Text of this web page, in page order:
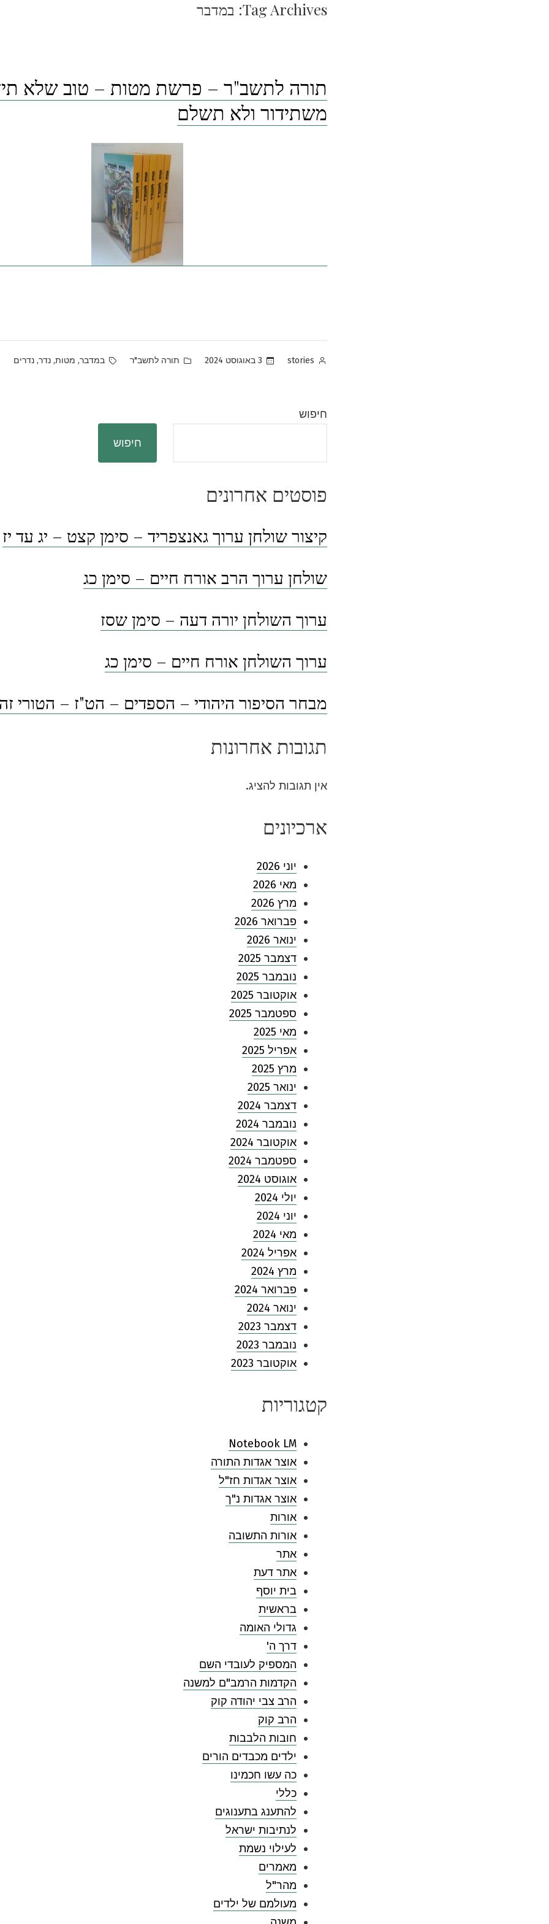
Tag Archives: במדבר
תורה לתשב"ר – פרשת מטות – טוב שלא
משתידור ולא תשלם
Posted
stories 3 באוגוסט 2024
Posted
תורה לתשב"ר Tags:
במדבר, מטות, נדר, נדרים
חיפוש
חיפוש
פוסטים אחרונים
קיצור שולחן ערוך גאנצפריד – סימן קצט – יג עד יז
שולחן ערוך הרב אורח חיים – סימן כג
ערוך השולחן יורה דעה – סימן שסז
ערוך השולחן אורח חיים – סימן כג
מבחר הסיפור היהודי – הספדים – הט"ז – הטורי
תגובות אחרונות
אין תגובות להציג.
ארכיונים
יוני 2026
מאי 2026
מרץ 2026
פברואר 2026
ינואר 2026
דצמבר 2025
נובמבר 2025
אוקטובר 2025
ספטמבר 2025
מאי 2025
אפריל 2025
מרץ 2025
ינואר 2025
דצמבר 2024
נובמבר 2024
אוקטובר 2024
ספטמבר 2024
אוגוסט 2024
יולי 2024
יוני 2024
מאי 2024
אפריל 2024
מרץ 2024
פברואר 2024
ינואר 2024
דצמבר 2023
נובמבר 2023
אוקטובר 2023
קטגוריות
Notebook LM
אוצר אגדות התורה
אוצר אגדות חז"ל
אוצר אגדות נ"ך
אורות
אורות התשובה
אתר
אתר דעת
בית יוסף
בראשית
גדולי האומה
דרך ה'
המספיק לעובדי השם
הקדמות הרמב"ם למשנה
הרב צבי יהודה קוק
הרב קוק
חובות הלבבות
ילדים מכבדים הורים
כה עשו חכמינו
כללי
להתענג בתענוגים
לנתיבות ישראל
לעילוי נשמת
מאמרים
מהר"ל
מעולמם של ילדים